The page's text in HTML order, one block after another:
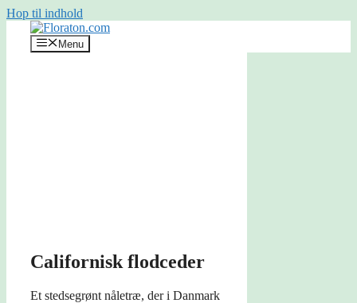
Hop til indhold
Menu
Californisk flodceder
Et stedsegrønt nåletræ, der i Danmark